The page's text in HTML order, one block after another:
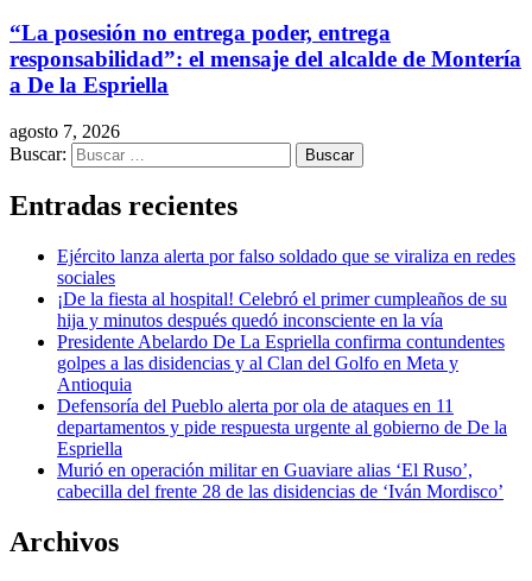
“La posesión no entrega poder, entrega
responsabilidad”: el mensaje del alcalde de Montería
a De la Espriella
agosto 7, 2026
Buscar:
Entradas recientes
Ejército lanza alerta por falso soldado que se viraliza en redes
sociales
¡De la fiesta al hospital! Celebró el primer cumpleaños de su
hija y minutos después quedó inconsciente en la vía
Presidente Abelardo De La Espriella confirma contundentes
golpes a las disidencias y al Clan del Golfo en Meta y
Antioquia
Defensoría del Pueblo alerta por ola de ataques en 11
departamentos y pide respuesta urgente al gobierno de De la
Espriella
Murió en operación militar en Guaviare alias ‘El Ruso’,
cabecilla del frente 28 de las disidencias de ‘Iván Mordisco’
Archivos